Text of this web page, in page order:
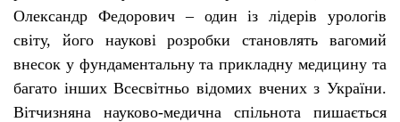
Олександр Федорович – один із лідерів урологів
світу, його наукові розробки становлять вагомий
внесок у фундаментальну та прикладну медицину та
багато інших Всесвітньо відомих вчених з України.
Вітчизняна науково-медична спільнота пишається